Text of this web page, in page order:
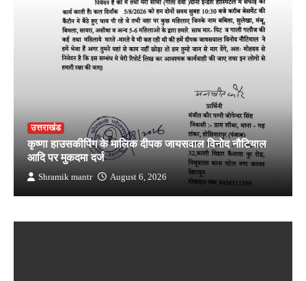
उत्तराखंड
कृष्णा हाउसकीपिंग के मालिक दीपक जायसवाल विनोद नौटियाल
आदि पर मुकदमा दर्ज
Shramik mantr August 6, 2026